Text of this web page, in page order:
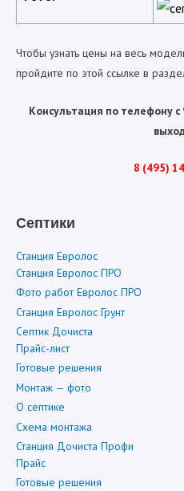
Септики
Станция Евролос
Станция Евролос ПРО
Фото работ Евролос ПРО
Станция Евролос Грунт
Септик Дочиста
Прайс-лист
Готовые решения
Монтаж — фото
О септике
Схема монтажа
Станция Дочиста Профи
Прайс
Готовые решения
Чтобы узнать цены на весь
пройдите по этой ссылке в
Консультация по телефону
8 (495)